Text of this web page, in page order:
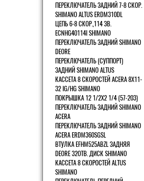
ПЕРЕКЛЮЧАТЕЛЬ ЗАДНИЙ 7-8 СКОР.
SHIMANO ALTUS ERDM310DL
ЦЕПЬ 6-8 СКОР.,114 ЗВ.
ECNHG40114I SHIMANO
ПЕРЕКЛЮЧАТЕЛЬ ЗАДНИЙ SHIMANO
DEORE
ПЕРЕКЛЮЧАТЕЛЬ (СУППОРТ)
ЗАДНИЙ SHIMANO ALTUS
КАССЕТА 8 СКОРОСТЕЙ ACERA 8Х11-
32 IG/HG SHIMANO
ПОКРЫШКА 12 1/2X2 1/4 (57-203)
ПЕРЕКЛЮЧАТЕЛЬ ЗАДНИЙ SHIMANO
ACERA
ПЕРЕКЛЮЧАТЕЛЬ ЗАДНИЙ SHIMANO
ACERA ERDM360SGSL
ВТУЛКА EFHM525ABZL ЗАДНЯЯ
DEORE 32ОТВ. ДИСК SHIMANO
КАССЕТА 8 СКОРОСТЕЙ ALTUS
SHIMANO